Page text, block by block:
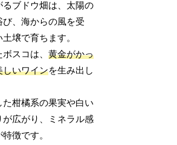
るブドウ畑は、太陽の
、海からの風を受
壌で育ちます。
ボスコは、黄金がかっ
しいワインを生み出し
柑橘系の果実や白い
広がり、ミネラル感
徴です。